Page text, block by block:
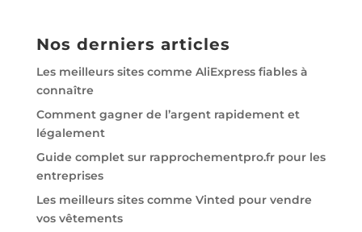
Nos derniers articles
Les meilleurs sites comme AliExpress fiables à
connaître
Comment gagner de l’argent rapidement et
légalement
Guide complet sur rapprochementpro.fr pour les
entreprises
Les meilleurs sites comme Vinted pour vendre
vos vêtements